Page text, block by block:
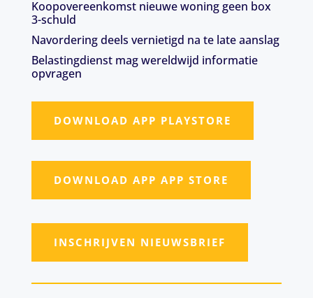
Koopovereenkomst nieuwe woning geen box
3-schuld
Navordering deels vernietigd na te late aanslag
Belastingdienst mag wereldwijd informatie
opvragen
DOWNLOAD APP PLAYSTORE
DOWNLOAD APP APP STORE
INSCHRIJVEN NIEUWSBRIEF